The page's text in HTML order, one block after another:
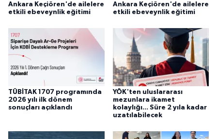
Ankara Keçiören'de ailelere
etkili ebeveynlik eğitimi
Ankara Keçiören'de ailelere
etkili ebeveynlik eğitimi
TÜBİTAK 1707 programında
2026 yılı ilk dönem
sonuçları açıklandı
YÖK'ten uluslararası
mezunlara ikamet
kolaylığı... Süre 2 yıla kadar
uzatılabilecek